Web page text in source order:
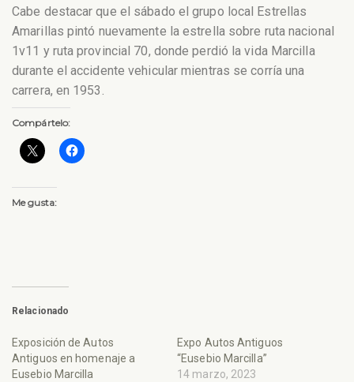
Cabe destacar que el sábado el grupo local Estrellas
Amarillas pintó nuevamente la estrella sobre ruta nacional
1v11 y ruta provincial 70, donde perdió la vida Marcilla
durante el accidente vehicular mientras se corría una
carrera, en 1953.
Compártelo:
Me gusta:
Relacionado
Exposición de Autos
Antiguos en homenaje a
Eusebio Marcilla
Expo Autos Antiguos
“Eusebio Marcilla”
14 marzo, 2023